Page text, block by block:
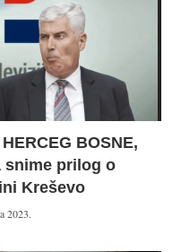
BOSNE,
snime prilog o
Kreševo
2023.